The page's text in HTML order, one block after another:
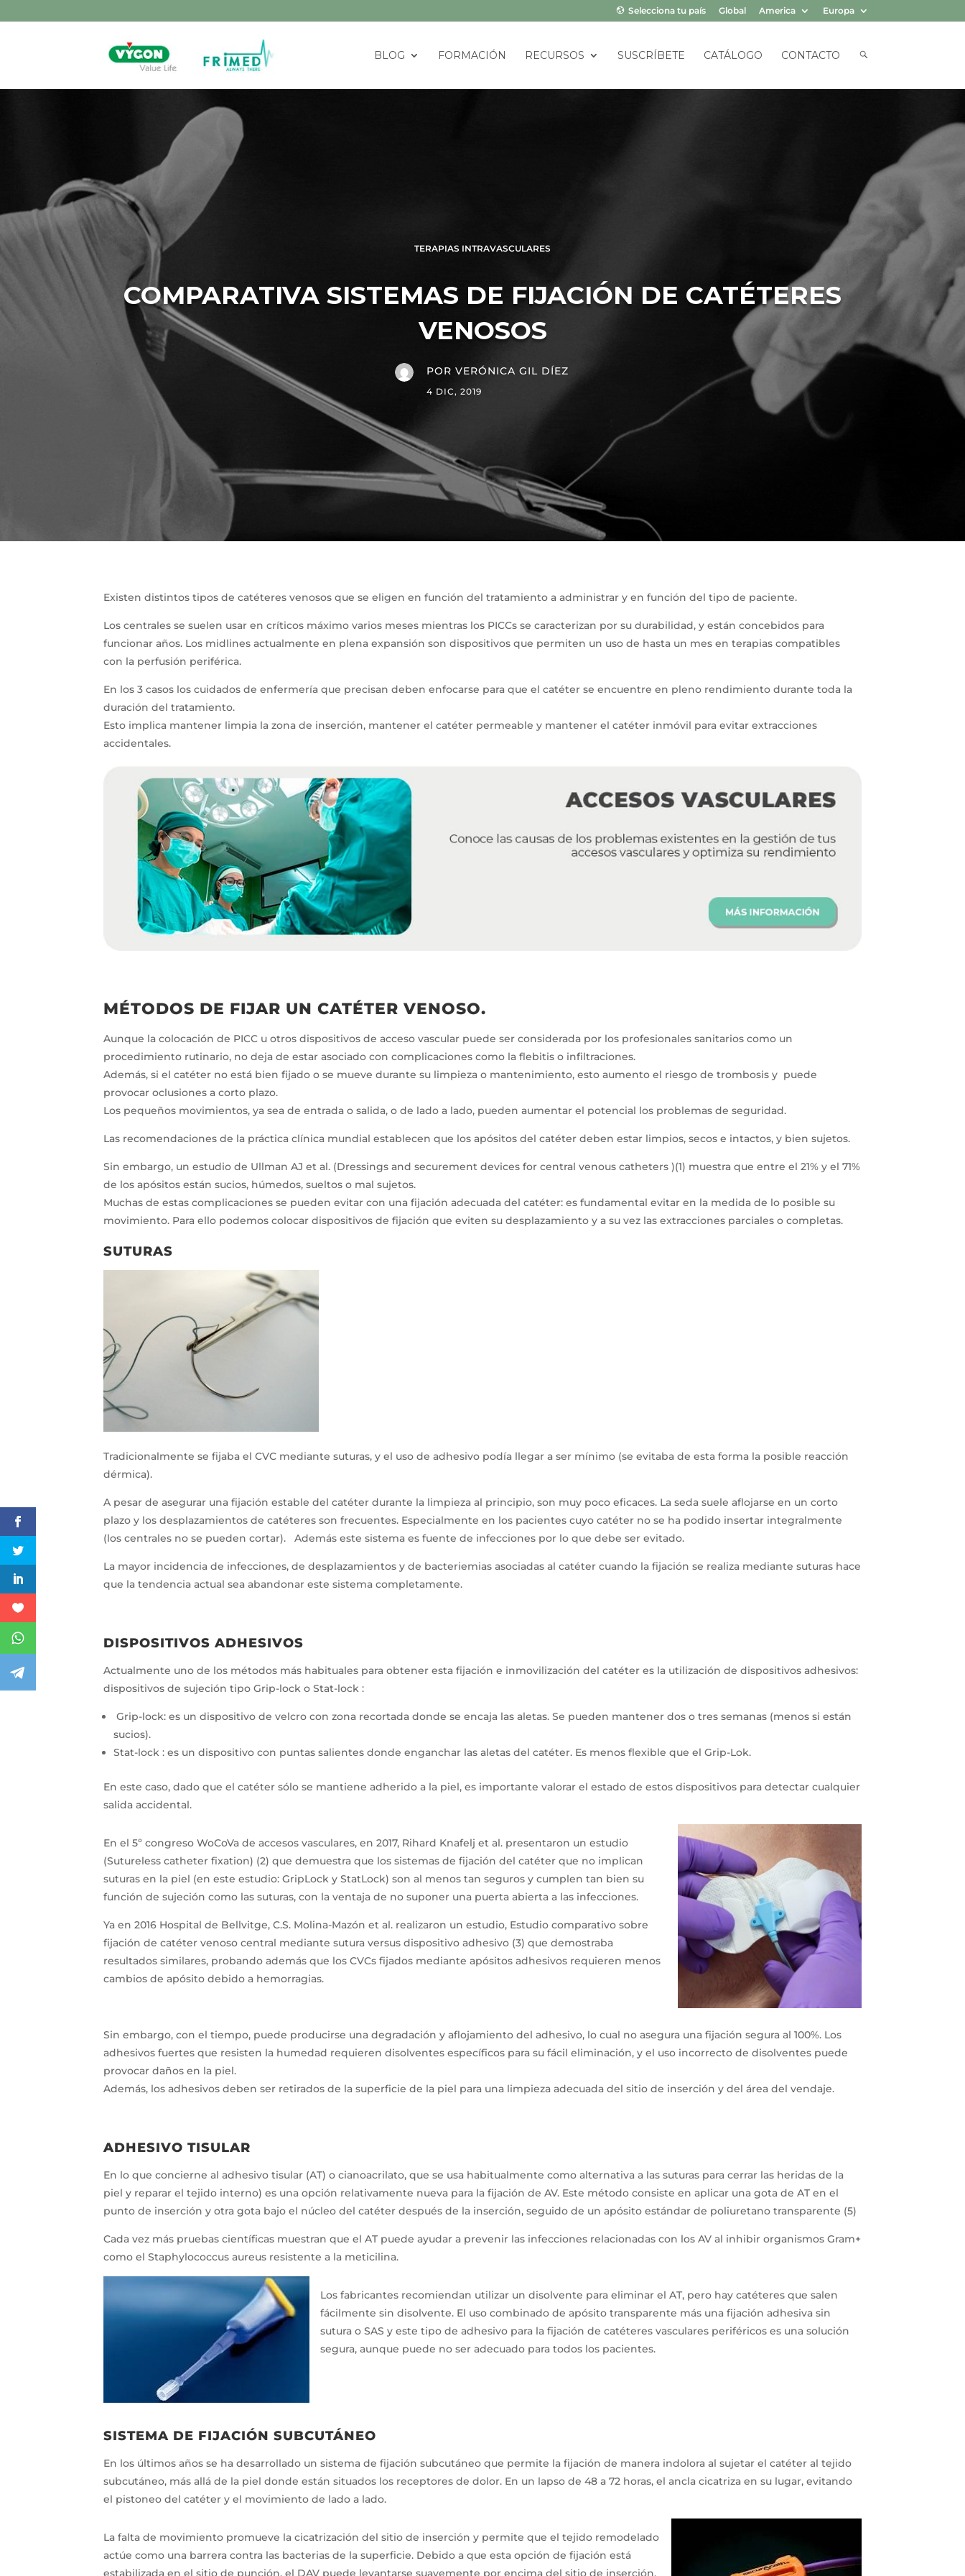
Selecciona tu país Global America Europa
BLOG FORMACIÓN RECURSOS SUSCRÍBETE CATÁLOGO CONTACTO
TERAPIAS INTRAVASCULARES
COMPARATIVA SISTEMAS DE FIJACIÓN DE CATÉTERES
VENOSOS
POR VERÓNICA GIL DÍEZ
4 DIC, 2019
Existen distintos tipos de catéteres venosos que se eligen en función del tratamiento a administrar y en función del tipo de paciente.
Los centrales se suelen usar en críticos máximo varios meses mientras los PICCs se caracterizan por su durabilidad, y están concebidos para
funcionar años. Los midlines actualmente en plena expansión son dispositivos que permiten un uso de hasta un mes en terapias compatibles
con la perfusión periférica.
En los 3 casos los cuidados de enfermería que precisan deben enfocarse para que el catéter se encuentre en pleno rendimiento durante toda la
duración del tratamiento.
Esto implica mantener limpia la zona de inserción, mantener el catéter permeable y mantener el catéter inmóvil para evitar extracciones
accidentales.
MÉTODOS DE FIJAR UN CATÉTER VENOSO.
Aunque la colocación de PICC u otros dispositivos de acceso vascular puede ser considerada por los profesionales sanitarios como un
procedimiento rutinario, no deja de estar asociado con complicaciones como la flebitis o infiltraciones.
Además, si el catéter no está bien fijado o se mueve durante su limpieza o mantenimiento, esto aumento el riesgo de trombosis y puede
provocar oclusiones a corto plazo.
Los pequeños movimientos, ya sea de entrada o salida, o de lado a lado, pueden aumentar el potencial los problemas de seguridad.
Las recomendaciones de la práctica clínica mundial establecen que los apósitos del catéter deben estar limpios, secos e intactos, y bien sujetos.
Sin embargo, un estudio de Ullman AJ et al. (Dressings and securement devices for central venous catheters )(1) muestra que entre el 21% y el 71%
de los apósitos están sucios, húmedos, sueltos o mal sujetos.
Muchas de estas complicaciones se pueden evitar con una fijación adecuada del catéter: es fundamental evitar en la medida de lo posible su
movimiento. Para ello podemos colocar dispositivos de fijación que eviten su desplazamiento y a su vez las extracciones parciales o completas.
SUTURAS
Tradicionalmente se fijaba el CVC mediante suturas, y el uso de adhesivo podía llegar a ser mínimo (se evitaba de esta forma la posible reacción
dérmica).
A pesar de asegurar una fijación estable del catéter durante la limpieza al principio, son muy poco eficaces. La seda suele aflojarse en un corto
plazo y los desplazamientos de catéteres son frecuentes. Especialmente en los pacientes cuyo catéter no se ha podido insertar integralmente
(los centrales no se pueden cortar). Además este sistema es fuente de infecciones por lo que debe ser evitado.
La mayor incidencia de infecciones, de desplazamientos y de bacteriemias asociadas al catéter cuando la fijación se realiza mediante suturas hace
que la tendencia actual sea abandonar este sistema completamente.
DISPOSITIVOS ADHESIVOS
Actualmente uno de los métodos más habituales para obtener esta fijación e inmovilización del catéter es la utilización de dispositivos adhesivos:
dispositivos de sujeción tipo Grip-lock o Stat-lock :
Grip-lock: es un dispositivo de velcro con zona recortada donde se encaja las aletas. Se pueden mantener dos o tres semanas (menos si están
sucios).
Stat-lock : es un dispositivo con puntas salientes donde enganchar las aletas del catéter. Es menos flexible que el Grip-Lok.
En este caso, dado que el catéter sólo se mantiene adherido a la piel, es importante valorar el estado de estos dispositivos para detectar cualquier
salida accidental.
En el 5º congreso WoCoVa de accesos vasculares, en 2017, Rihard Knafelj et al. presentaron un estudio
(Sutureless catheter fixation) (2) que demuestra que los sistemas de fijación del catéter que no implican
suturas en la piel (en este estudio: GripLock y StatLock) son al menos tan seguros y cumplen tan bien su
función de sujeción como las suturas, con la ventaja de no suponer una puerta abierta a las infecciones.
Ya en 2016 Hospital de Bellvitge, C.S. Molina-Mazón et al. realizaron un estudio, Estudio comparativo sobre
fijación de catéter venoso central mediante sutura versus dispositivo adhesivo (3) que demostraba
resultados similares, probando además que los CVCs fijados mediante apósitos adhesivos requieren menos
cambios de apósito debido a hemorragias.
Sin embargo, con el tiempo, puede producirse una degradación y aflojamiento del adhesivo, lo cual no asegura una fijación segura al 100%. Los
adhesivos fuertes que resisten la humedad requieren disolventes específicos para su fácil eliminación, y el uso incorrecto de disolventes puede
provocar daños en la piel.
Además, los adhesivos deben ser retirados de la superficie de la piel para una limpieza adecuada del sitio de inserción y del área del vendaje.
ADHESIVO TISULAR
En lo que concierne al adhesivo tisular (AT) o cianoacrilato, que se usa habitualmente como alternativa a las suturas para cerrar las heridas de la
piel y reparar el tejido interno) es una opción relativamente nueva para la fijación de AV. Este método consiste en aplicar una gota de AT en el
punto de inserción y otra gota bajo el núcleo del catéter después de la inserción, seguido de un apósito estándar de poliuretano transparente (5)
Cada vez más pruebas científicas muestran que el AT puede ayudar a prevenir las infecciones relacionadas con los AV al inhibir organismos Gram+
como el Staphylococcus aureus resistente a la meticilina.
Los fabricantes recomiendan utilizar un disolvente para eliminar el AT, pero hay catéteres que salen
fácilmente sin disolvente. El uso combinado de apósito transparente más una fijación adhesiva sin
sutura o SAS y este tipo de adhesivo para la fijación de catéteres vasculares periféricos es una solución
segura, aunque puede no ser adecuado para todos los pacientes.
SISTEMA DE FIJACIÓN SUBCUTÁNEO
En los últimos años se ha desarrollado un sistema de fijación subcutáneo que permite la fijación de manera indolora al sujetar el catéter al tejido
subcutáneo, más allá de la piel donde están situados los receptores de dolor. En un lapso de 48 a 72 horas, el ancla cicatriza en su lugar, evitando
el pistoneo del catéter y el movimiento de lado a lado.
La falta de movimiento promueve la cicatrización del sitio de inserción y permite que el tejido remodelado
actúe como una barrera contra las bacterias de la superficie. Debido a que esta opción de fijación está
estabilizada en el sitio de punción, el DAV puede levantarse suavemente por encima del sitio de inserción,